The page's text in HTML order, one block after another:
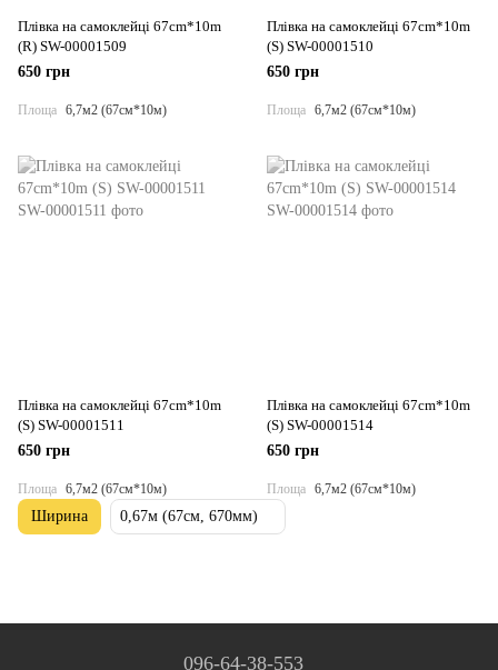
Плівка на самоклейці 67cm*10m
(R) SW-00001509
650 грн
Площа 6,7м2 (67см*10м)
Плівка на самоклейці 67cm*10m
(S) SW-00001510
650 грн
Площа 6,7м2 (67см*10м)
Плівка на самоклейці 67cm*10m
(S) SW-00001511
650 грн
Площа 6,7м2 (67см*10м)
Плівка на самоклейці 67cm*10m
(S) SW-00001514
650 грн
Площа 6,7м2 (67см*10м)
Ширина 0,67м (67см, 670мм)
096-64-38-553